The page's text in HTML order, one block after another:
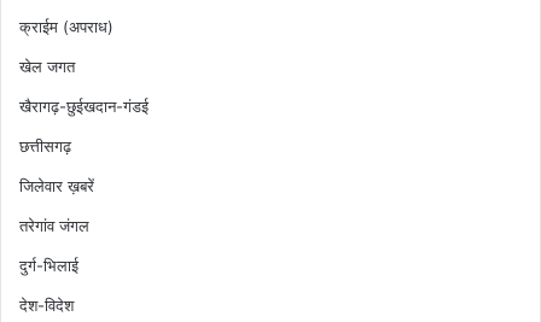
क्राईम (अपराध)
खेल जगत
खैरागढ़-छुईखदान-गंडई
छत्तीसगढ़
जिलेवार ख़बरें
तरेगांव जंगल
दुर्ग-भिलाई
देश-विदेश